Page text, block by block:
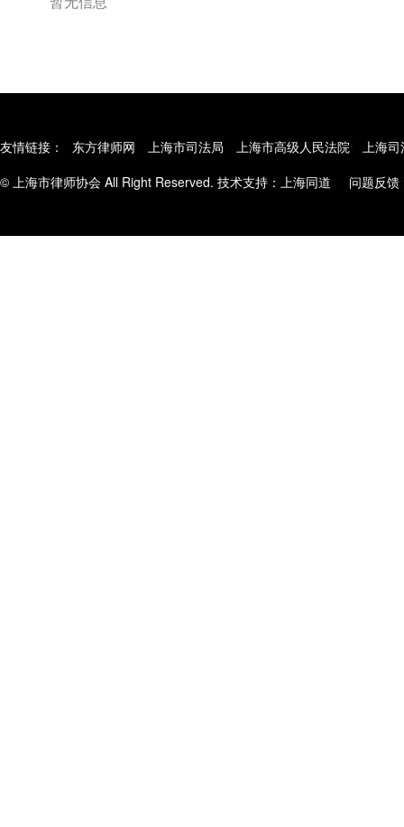
友情链接： 东方律师网 上海市司法局 上海市高级人民法院
上海
© 上海市律师协会 All Right Reserved. 技术支持： 上海同道 问题反馈